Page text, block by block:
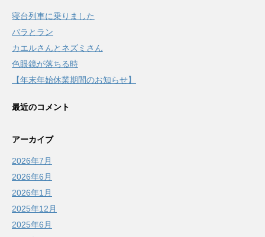
寝台列車に乗りました
バラとラン
カエルさんとネズミさん
色眼鏡が落ちる時
【年末年始休業期間のお知らせ】
最近のコメント
アーカイブ
2026年7月
2026年6月
2026年1月
2025年12月
2025年6月